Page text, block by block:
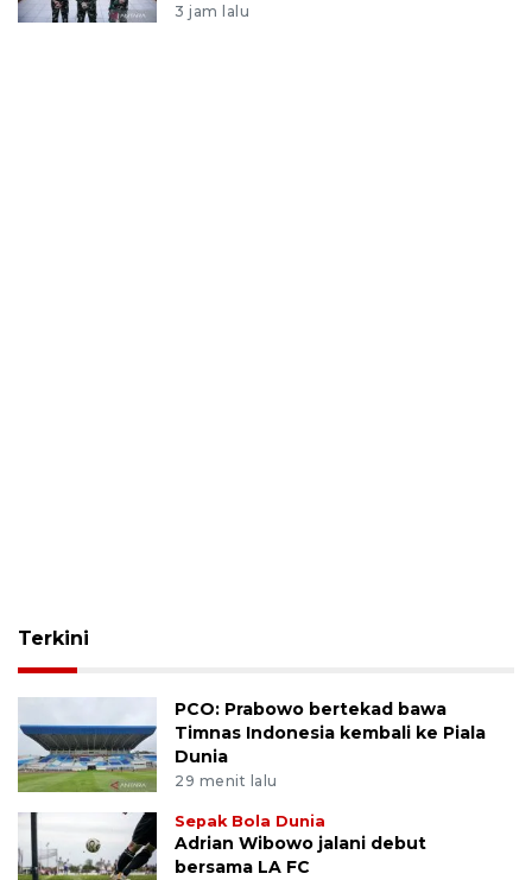
3 jam lalu
Terkini
PCO: Prabowo bertekad bawa
Timnas Indonesia kembali ke Piala
Dunia
29 menit lalu
Sepak Bola Dunia
Adrian Wibowo jalani debut
bersama LA FC